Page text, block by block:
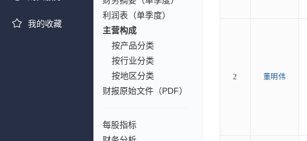
我的收藏
利润表（单季度）
主营构成
按产品分类
按行业分类
按地区分类
财报原始文件（PDF）
每股指标
2 董明伟